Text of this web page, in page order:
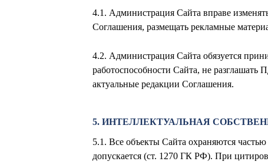
4.1. Администрация Сайта вправе
Соглашения, размещать рекламные
4.2. Администрация Сайта обязуется
работоспособности Сайта, не разглашать
актуальные редакции Соглашения.
5. ИНТЕЛЛЕКТУАЛЬНАЯ
5.1. Все объекты Сайта охраняются
допускается (ст. 1270 ГК РФ). При